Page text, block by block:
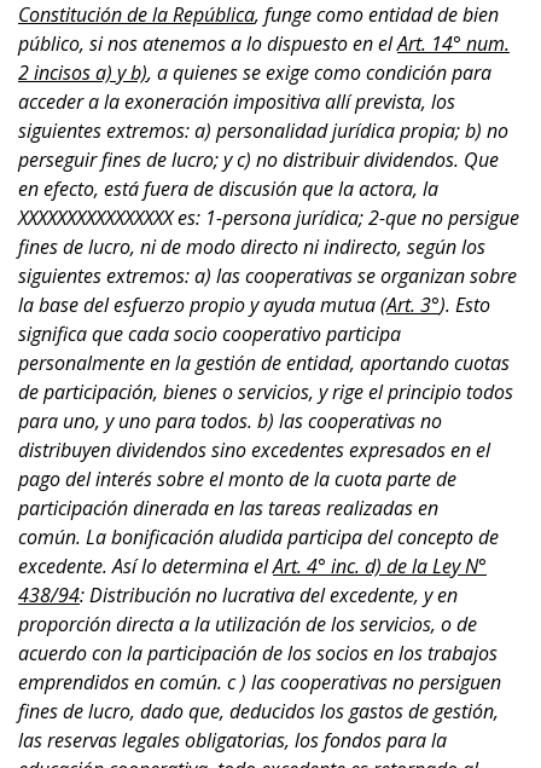
Constitución de la República, funge como entidad de bien
público, si nos atenemos a lo dispuesto en elArt. 14° num.
2 incisos a) y b), a quienes se exige como condición para
acceder a la exoneración impositiva allí prevista, los
siguientes extremos: a) personalidad jurídica propia; b) no
perseguir fines de lucro; y c) no distribuir dividendos. Que
en efecto, está fuera de discusión que la actora, la
XXXXXXXXXXXXXXXX es: 1-persona jurídica; 2-que no persigue
fines de lucro, ni de modo directo ni indirecto, según los
siguientes extremos: a) las cooperativas se organizan sobre
la base del esfuerzo propio y ayuda mutua (Art. 3°). Esto
significa que cada socio cooperativo participa
personalmente en la gestión de entidad, aportando cuotas
de participación, bienes o servicios, y rige el principio todos
para uno, y uno para todos. b) las cooperativas no
distribuyen dividendos sino excedentes expresados en el
pago del interés sobre el monto de la cuota parte de
participación dinerada en las tareas realizadas en
común. La bonificación aludida participa del concepto de
excedente. Así lo determina elArt. 4° inc. d) de la Ley N°
438/94: Distribución no lucrativa del excedente, y en
proporción directa a la utilización de los servicios, o de
acuerdo con la participación de los socios en los trabajos
emprendidos en común. c ) las cooperativas no persiguen
fines de lucro, dado que, deducidos los gastos de gestión,
las reservas legales obligatorias, los fondos para la